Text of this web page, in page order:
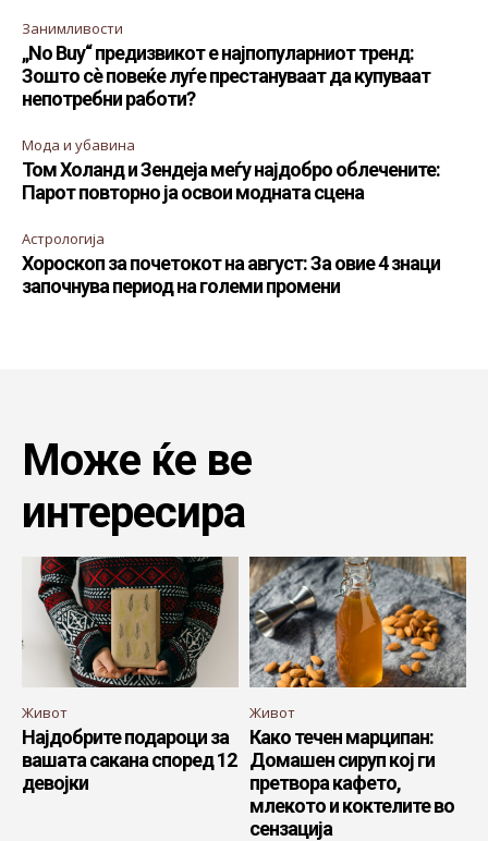
Занимливости
„No Buy“ предизвикот е најпопуларниот тренд:
Зошто сè повеќе луѓе престануваат да купуваат
непотребни работи?
Мода и убавина
Том Холанд и Зендеја меѓу најдобро облечените:
Парот повторно ја освои модната сцена
Астрологија
Хороскоп за почетокот на август: За овие 4 знаци
започнува период на големи промени
Може ќе ве
интересира
Живот
Најдобрите подароци за
вашата сакана според 12
девојки
Живот
Како течен марципан:
Домашен сируп кој ги
претвора кафето,
млекото и коктелите во
сензација